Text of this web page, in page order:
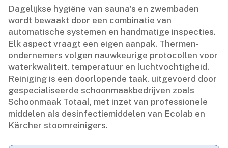
Dagelijkse hygiëne van sauna’s en zwembaden
wordt bewaakt door een combinatie van
automatische systemen en handmatige inspecties.​
Elk aspect vraagt een eigen aanpak.​ Thermen-
ondernemers volgen nauwkeurige protocollen voor
waterkwaliteit, temperatuur en luchtvochtigheid.​
Reiniging is een doorlopende taak, uitgevoerd door
gespecialiseerde schoonmaakbedrijven zoals
Schoonmaak Totaal, met inzet van professionele
middelen als desinfectiemiddelen van Ecolab en
Kärcher stoomreinigers.​